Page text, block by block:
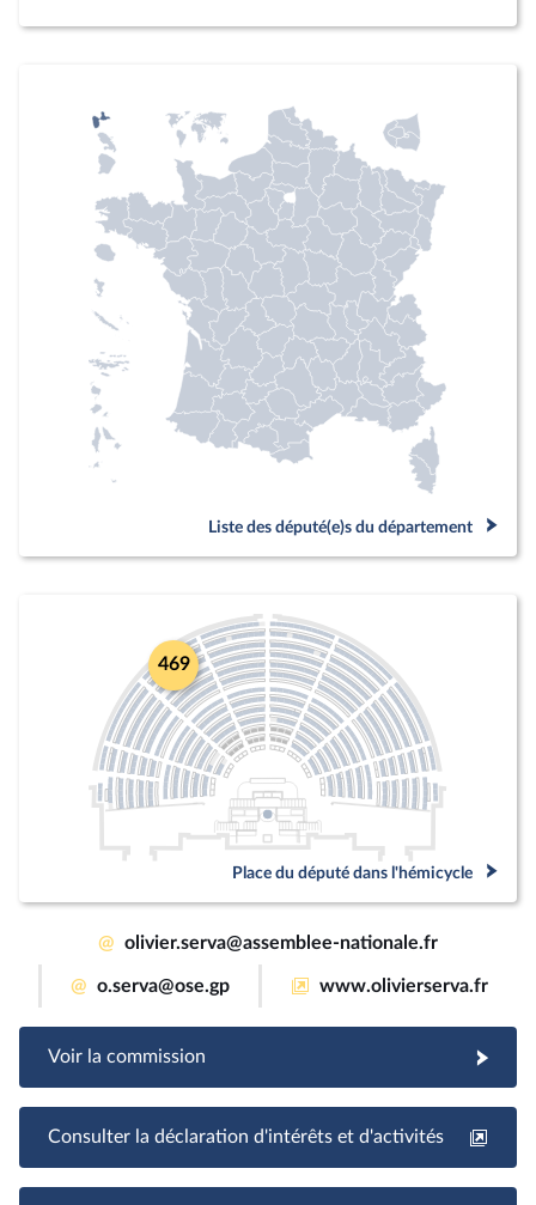
Liste des député(e)s du département
469
Place du député dans l'hémicycle
@ olivier.serva@assemblee-nationale.fr
@ o.serva@ose.gp www.olivierserva.fr
Voir la commission
Consulter la déclaration d'intérêts et d'activités